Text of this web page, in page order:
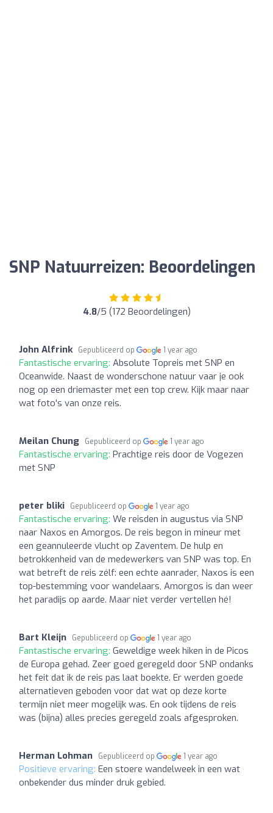
SNP Natuurreizen: Beoordelingen
4.8/5 (172 Beoordelingen)
John Alfrink Gepubliceerd op 1 year ago
Fantastische ervaring: Absolute Topreis met SNP en
Oceanwide. Naast de wonderschone natuur vaar je ook
nog op een driemaster met een top crew. Kijk maar naar
wat foto's van onze reis.
Meilan Chung Gepubliceerd op 1 year ago
Fantastische ervaring: Prachtige reis door de Vogezen
met SNP
peter bliki Gepubliceerd op 1 year ago
Fantastische ervaring: We reisden in augustus via SNP
naar Naxos en Amorgos. De reis begon in mineur met
een geannuleerde vlucht op Zaventem. De hulp en
betrokkenheid van de medewerkers van SNP was top. En
wat betreft de reis zélf: een echte aanrader, Naxos is een
top-bestemming voor wandelaars, Amorgos is dan weer
het paradijs op aarde. Maar niet verder vertellen hé!
Bart Kleijn Gepubliceerd op 1 year ago
Fantastische ervaring: Geweldige week hiken in de Picos
de Europa gehad. Zeer goed geregeld door SNP ondanks
het feit dat ik de reis pas laat boekte. Er werden goede
alternatieven geboden voor dat wat op deze korte
termijn niet meer mogelijk was. En ook tijdens de reis
was (bijna) alles precies geregeld zoals afgesproken.
Herman Lohman Gepubliceerd op 1 year ago
Positieve ervaring: Een stoere wandelweek in een wat
onbekender dus minder druk gebied.